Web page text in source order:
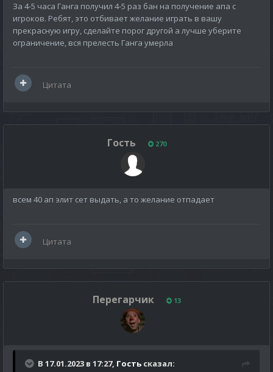
За 4-5 часа Ганга получил 4-5 раз бан на получение апа с
игроков. Ребят, это отбивает желание играть в вашу
прекрасную игру, сделайте порог другой а лучше уберите
ограничение, вся прелесть Ганга умерла
Цитата
Гость 270
всем 40 ап элит сет выдать, а то желание отпадает
Цитата
Перегарчик 13
В 17.01.2023 в 17:27, Гость сказал: